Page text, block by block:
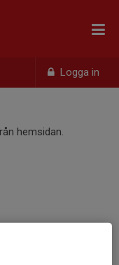
Logga in
hemsidan.